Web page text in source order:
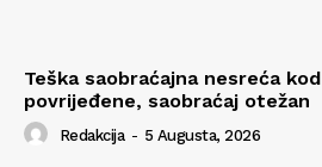
Teška saobraćajna nesreća
povrijeđene, saobraćaj otežan
Redakcija - 5 Augusta, 2026